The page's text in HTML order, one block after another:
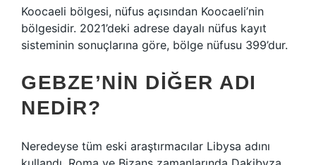
Koocaeli bölgesi, nüfus açısından Koocaeli’nin
bölgesidir. 2021’deki adrese dayalı nüfus kayıt
sisteminin sonuçlarına göre, bölge nüfusu 399’dur.
GEBZE’NIN DIĞER ADI
NEDIR?
Neredeyse tüm eski araştırmacılar Libysa adını